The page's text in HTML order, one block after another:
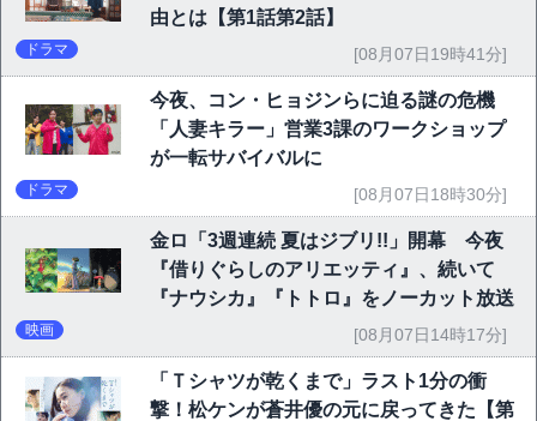
由とは【第1話第2話】
ドラマ [08月07日19時41分]
今夜、コン・ヒョジンらに迫る謎の危機
「人妻キラー」営業3課のワークショップ
が一転サバイバルに
ドラマ [08月07日18時30分]
金ロ「3週連続 夏はジブリ!!」開幕 今夜
『借りぐらしのアリエッティ』、続いて
『ナウシカ』『トトロ』をノーカット放送
映画 [08月07日14時17分]
「Ｔシャツが乾くまで」ラスト1分の衝
撃！松ケンが蒼井優の元に戻ってきた【第